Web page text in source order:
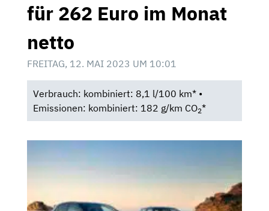
für 262 Euro im Monat
netto
FREITAG, 12. MAI 2023 UM 10:01
Verbrauch: kombiniert: 8,1 l/100 km* •
Emissionen: kombiniert: 182 g/km CO2*